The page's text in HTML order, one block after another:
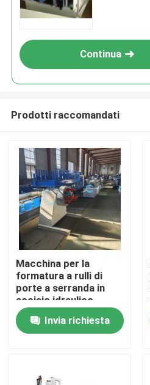
Casa
Circa noi
Continua
Prodotti raccomandati
Macchina per la
formatura a rulli di
porte a serranda in
acciaio idraulico
Invia richiesta